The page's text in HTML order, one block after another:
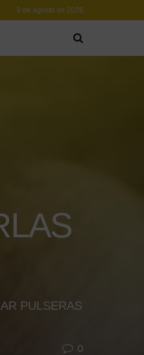
9 de agosto de 2026
PULSERAS
0